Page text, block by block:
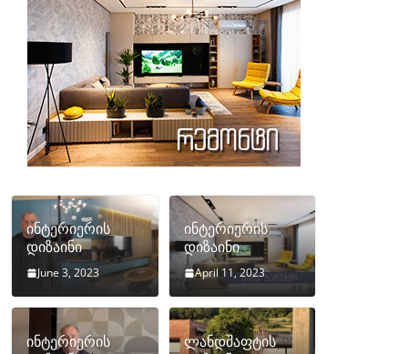
ინტერიერის
დიზაინი
June 3, 2023
ინტერიერის
დიზაინი
April 11, 2023
ინტერიერის
ლანდშაფტის